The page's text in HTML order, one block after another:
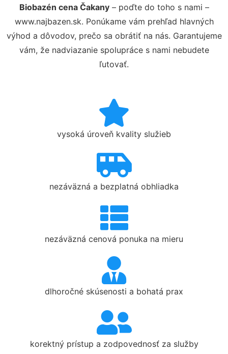
Biobazén cena Čakany– poďte do toho s nami –
www.najbazen.sk. Ponúkame vám prehľad hlavných
výhod a dôvodov, prečo sa obrátiť na nás. Garantujeme
vám, že nadviazanie spolupráce s nami nebudete
ľutovať.
vysoká úroveň kvality služieb
nezáväzná a bezplatná obhliadka
nezáväzná cenová ponuka na mieru
dlhoročné skúsenosti a bohatá prax
korektný prístup a zodpovednosť za služby